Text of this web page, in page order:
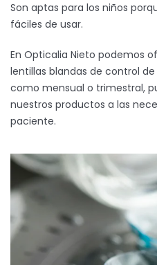
Son aptas para los niños
fáciles de usar.
En Opticalia Nieto podemos
lentillas blandas de control
como mensual o trimestral,
nuestros productos a las
paciente.